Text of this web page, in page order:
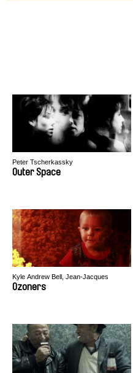
Peter Tscherkassky
Outer Space
Kyle Andrew Bell, Jean-Jacques
Martinod
Ozoners